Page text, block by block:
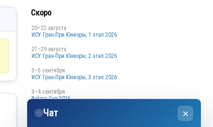
Скоро
20–22 августа
ИСУ Гран-При Юниоры, 1 этап 2026
27–29 августа
ИСУ Гран-При Юниоры, 2 этап 2026
3–5 сентября
ИСУ Гран-При Юниоры, 3 этап 2026
3–4 сентября
Bolero Cup 2026
3–4 сентября
Кубок Санкт-Петербурга, 1 этап
×
◌ Чат